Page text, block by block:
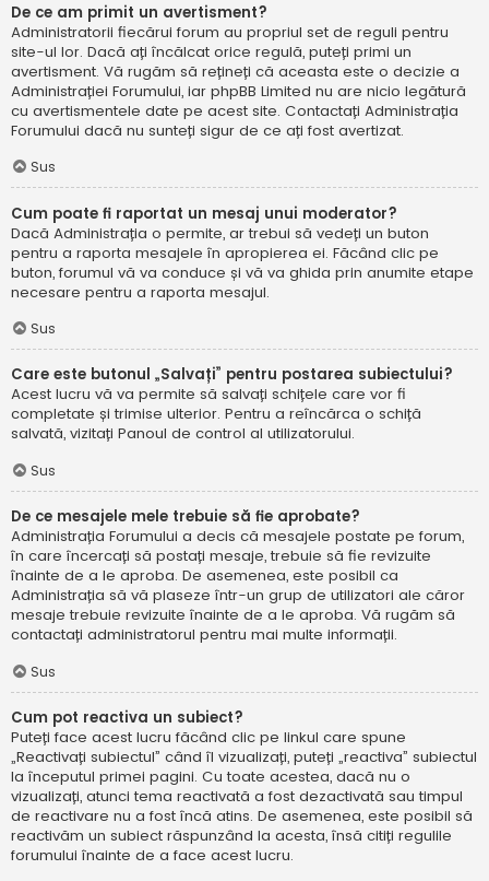
De ce am primit un avertisment?
Administratorii fiecărui forum au propriul set de reguli pentru
site-ul lor. Dacă ați încălcat orice regulă, puteți primi un
avertisment. Vă rugăm să rețineți că aceasta este o decizie a
Administrației Forumului, iar phpBB Limited nu are nicio legătură
cu avertismentele date pe acest site. Contactați Administrația
Forumului dacă nu sunteți sigur de ce ați fost avertizat.
Sus
Cum poate fi raportat un mesaj unui moderator?
Dacă Administrația o permite, ar trebui să vedeți un buton
pentru a raporta mesajele în apropierea ei. Făcând clic pe
buton, forumul vă va conduce și vă va ghida prin anumite etape
necesare pentru a raporta mesajul.
Sus
Care este butonul „Salvați” pentru postarea subiectului?
Acest lucru vă va permite să salvați schițele care vor fi
completate și trimise ulterior. Pentru a reîncărca o schiță
salvată, vizitați Panoul de control al utilizatorului.
Sus
De ce mesajele mele trebuie să fie aprobate?
Administrația Forumului a decis că mesajele postate pe forum,
în care încercați să postați mesaje, trebuie să fie revizuite
înainte de a le aproba. De asemenea, este posibil ca
Administrația să vă plaseze într-un grup de utilizatori ale căror
mesaje trebuie revizuite înainte de a le aproba. Vă rugăm să
contactați administratorul pentru mai multe informații.
Sus
Cum pot reactiva un subiect?
Puteți face acest lucru făcând clic pe linkul care spune
„Reactivați subiectul” când îl vizualizați, puteți „reactiva” subiectul
la începutul primei pagini. Cu toate acestea, dacă nu o
vizualizați, atunci tema reactivată a fost dezactivată sau timpul
de reactivare nu a fost încă atins. De asemenea, este posibil să
reactivăm un subiect răspunzând la acesta, însă citiți regulile
forumului înainte de a face acest lucru.